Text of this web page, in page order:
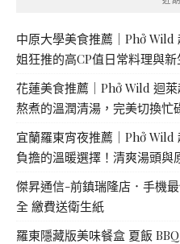
中原大學美食推薦｜Phở
姐狂推的高CP值日常料理與
花蓮美食推薦｜Phở Wild 迴
熬煮的溫潤清湯，完美切換忙
宜蘭羅東宵夜推薦｜Phở
負擔的溫暖選擇！清爽湯頭與
傑昇通信-前鎮瑞隆店．手機
全 繳費送衛生紙
羅東隱藏版美味餐盒 夏飯